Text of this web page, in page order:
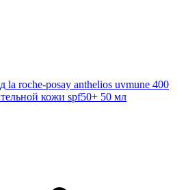
roche-posay anthelios uvmune 400
кожи spf50+ 50 мл